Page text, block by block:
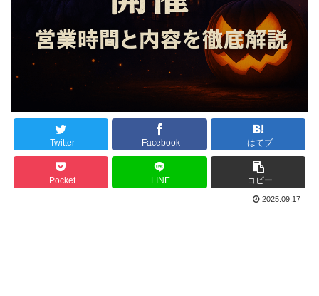
Twitter Facebook はてブ
Pocket LINE コピー
2025.09.17